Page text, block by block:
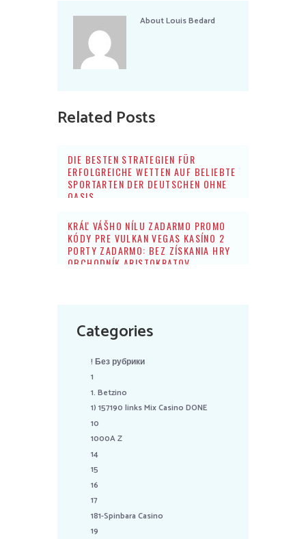
AboutLouis Bedard
Related Posts
DIE BESTEN STRATEGIEN FÜR
ERFOLGREICHE WETTEN AUF BELIEBTE
SPORTARTEN DER DEUTSCHEN OHNE
OASIS
KRÁĽ VÁŠHO NÍLU ZADARMO PROMO
KÓDY PRE VULKAN VEGAS KASÍNO 2
PORTY ZADARMO: BEZ ZÍSKANIA HRY
OBCHODNÍK ARISTOKRATOV
Categories
! Без рубрики
1
1. Betzino
1) 157190 links Mix Casino DONE
10
1000A Z
14
15
16
17
181-Spinbara Casino
19